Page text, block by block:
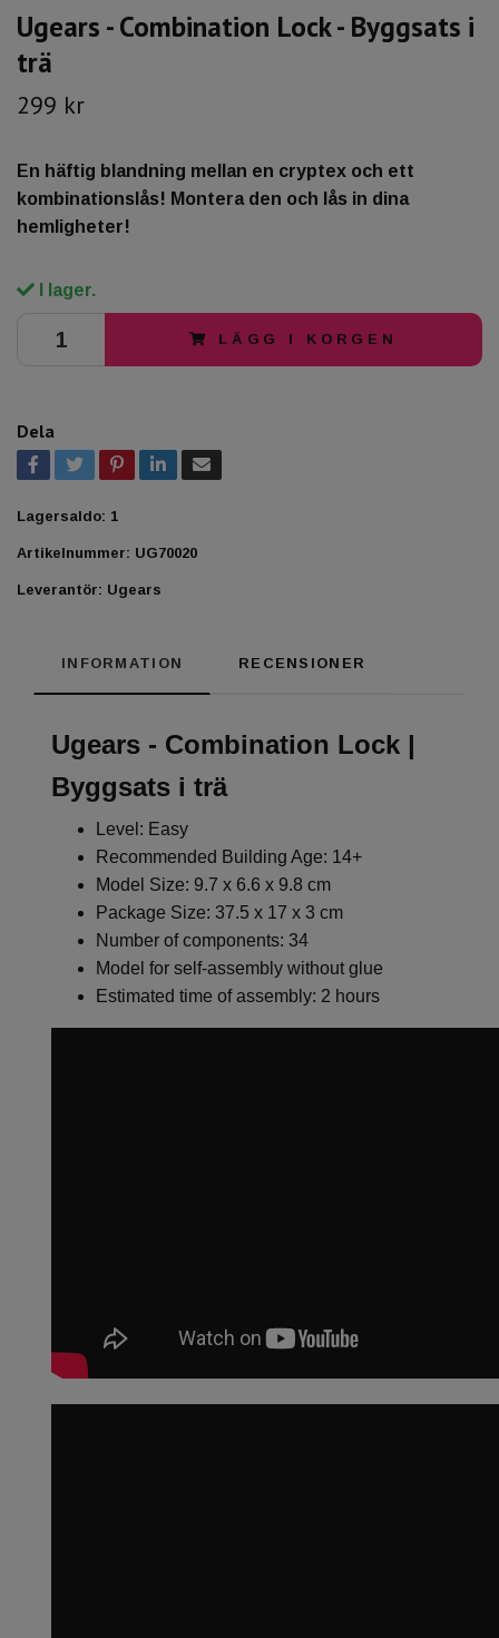
Ugears - Combination Lock - Byggsats i
trä
299 kr
En häftig blandning mellan en cryptex och ett
kombinationslås! Montera den och lås in dina
hemligheter!
I lager.
LÄGG I KORGEN
Dela
Lagersaldo: 1
Artikelnummer: UG70020
Leverantör: Ugears
INFORMATION RECENSIONER
Ugears - Combination Lock |
Byggsats i trä
Level: Easy
Recommended Building Age: 14+
Model Size: 9.7 x 6.6 x 9.8 cm
Package Size: 37.5 x 17 x 3 cm
Number of components: 34
Model for self-assembly without glue
Estimated time of assembly: 2 hours